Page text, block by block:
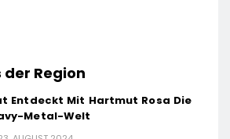
Region
Entdeckt Mit Hartmut Rosa Die
Metal-Welt